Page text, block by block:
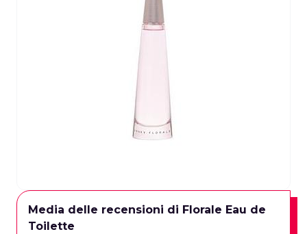
Media delle recensioni di Florale Eau de
Toilette